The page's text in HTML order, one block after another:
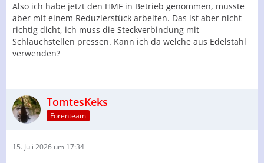
Also ich habe jetzt den HMF in Betrieb genommen, musste
aber mit einem Reduzierstück arbeiten. Das ist aber nicht
richtig dicht, ich muss die Steckverbindung mit
Schlauchstellen pressen. Kann ich da welche aus Edelstahl
verwenden?
TomtesKeks
Forenteam
15. Juli 2026 um 17:34